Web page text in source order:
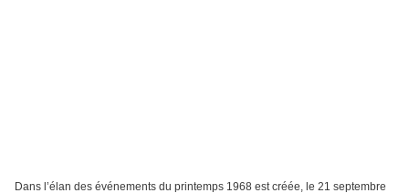
Dans l’élan des événements du printemps 1968 est créée, le 21 septembre